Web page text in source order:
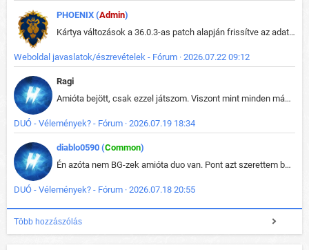
PHOENIX (Admin)
Kártya változások a 36.0.3-as patch alapján frissítve az adatbázisban (képek is cserélve).
Weboldal javaslatok/észrevételek - Fórum · 2026.07.22 09:12
Ragi
Amióta bejött, csak ezzel játszom. Viszont mint minden más - akár az alapjáték is, ez is baromira összetett lett. Néha már pár kör után is esélytelen az egész. Vagy irreállisan túltápol valaki, vagy lelép a partner, vagy csak hülye mint a segg. És amikor eljönne az én időm, na akkor jön el mindenki másé is. Engem jobban érdekelne, hogy ki milyen ratingen szokott játszani. Na ez lenne egy érdekes adat.
DUÓ - Vélemények? - Fórum · 2026.07.19 18:34
diablo0590 (Common)
Én azóta nem BG-zek amióta duo van. Pont azt szerettem benne, hogy rajtam múlik mi történik, nem pedig a társamon. Kérem vissza a régi BG-t :D
DUÓ - Vélemények? - Fórum · 2026.07.18 20:55
Több hozzászólás